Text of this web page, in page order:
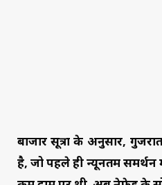
बाजार सूत्रों के अनुसार,
है, जो पहले ही न्यूनतम